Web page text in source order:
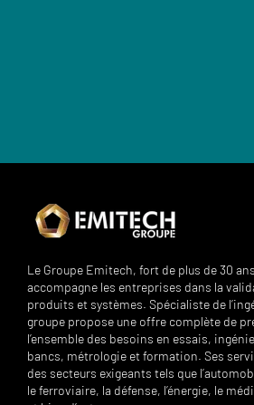
Le Groupe Emitech, fort de plus de 30
accompagne les entreprises dans la
produits et systèmes. Spécialiste de
groupe propose une offre complète de
l’ensemble des besoins en essais,
bancs, métrologie et formation. Ses
des secteurs exigeants tels que
le ferroviaire, la défense, l’énergie, le